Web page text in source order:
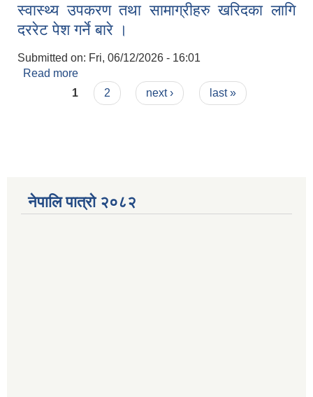
स्वास्थ्य उपकरण तथा सामाग्रीहरु खरिदका लागि
दररेट पेश गर्ने बारे ।
Submitted on: Fri, 06/12/2026 - 16:01
Read more
दररेट पेश गर्ने बारे ।
Pages
1 2 next › last »
नेपालि पात्रो २०८२